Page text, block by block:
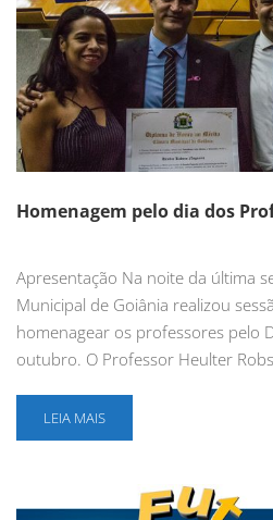
Homenagem pelo dia dos
Apresentação Na noite da última
Municipal de Goiânia realizou
homenagear os professores pelo
outubro. O Professor Heulter
LEIA MAIS